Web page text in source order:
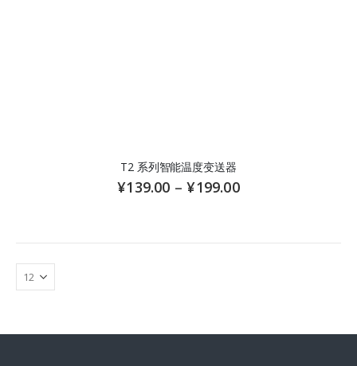
T2 系列智能温度变送器
¥139.00 –¥199.00